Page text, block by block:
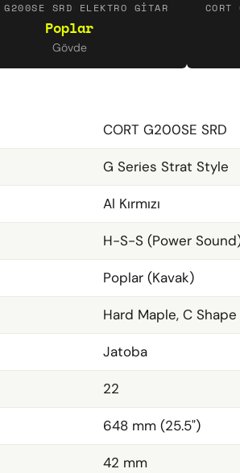
G200SE SRD ELEKTRO GITAR
Poplar
Gövde
CORT
CORT G200SE SRD
G Series Strat Style
Al Kırmızı
H-S-S (Power
Poplar (Kavak)
Hard Maple, C Shape
Jatoba
22
648 mm (25.5")
42 mm